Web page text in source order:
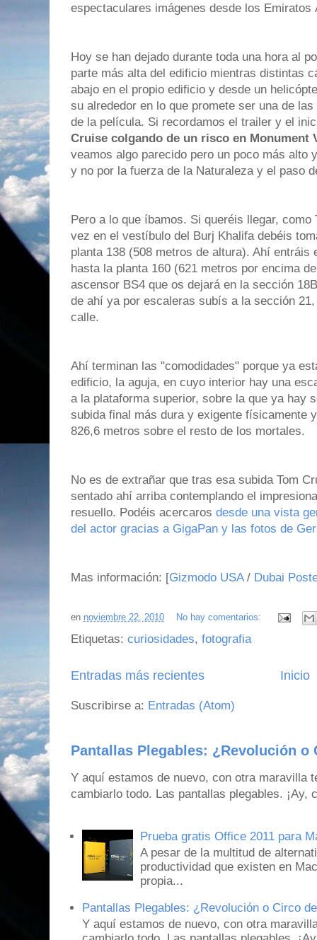
espectaculares imágenes desde los Emiratos
Hoy se han dejado durante toda una hora al
parte más alta del edificio mientras distintas
abajo en el propio edificio y desde un
su alrededor en lo que promete ser una de
de la película. Si recordamos el trailer y el
Cruise colgando de un risco en Monument
veamos algo parecido pero un poco más alto
y no por la fuerza de la Naturaleza y el paso
Pero a lo que íbamos. Si queréis llegar,
vez en el vestíbulo del Burj Khalifa debéis
planta 138 (508 metros de altura). Ahí
hasta la planta 160 (621 metros por encima
ascensor BS4 que os dejará en la sección
de ahí ya por escaleras subís a la sección
calle.
Ahí terminan las "comodidades" porque ya
edificio, la aguja, en cuyo interior hay una
a la plataforma superior, sobre la que ya hay
subida final más dura y exigente físicamente
826,6 metros sobre el resto de los mortales.
No es de extrañar que tras esa subida Tom
sentado ahí arriba contemplando el
resuello. Podéis acercaros desde una vista
del actor gracias a GigaPan y las fotos de
Mas información: [Gizmodo USA/ Dubai
en noviembre 22, 2010 No hay comentarios:
Etiquetas: curiosidades, fotografia
Entradas más recientes Inicio
Suscribirse a: Entradas (Atom)
Pantallas Plegables: ¿Revolución o
Y aquí estamos de nuevo, con otra maravilla
cambiarlo todo. Las pantallas plegables. ¡Ay,
Prueba gratis Office 2011 para
A pesar de la multitud de
productividad que existen en
propia...
Pantallas Plegables: ¿Revolución o Circo
Y aquí estamos de nuevo, con otra